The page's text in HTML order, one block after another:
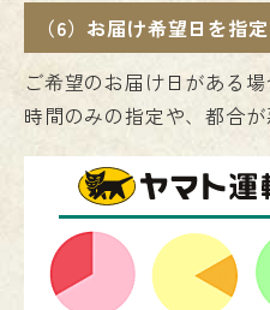
（6）お届け希望日を指
ご希望のお届け日がある場
時間のみの指定や、都合